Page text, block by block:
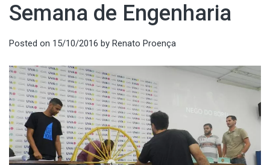
Semana de Engenharia
Posted on 15/10/2016 by Renato Proença